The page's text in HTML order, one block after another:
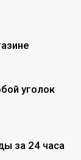
уголок
за 24 часа